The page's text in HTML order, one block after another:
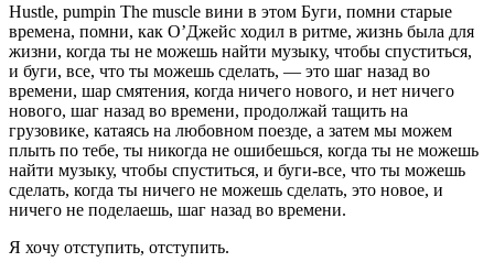
Hustle, pumpin The muscle вини в этом Буги, помни старые
времена, помни, как О’Джейс ходил в ритме, жизнь была для
жизни, когда ты не можешь найти музыку, чтобы спуститься,
и буги, все, что ты можешь сделать, — это шаг назад во
времени, шар смятения, когда ничего нового, и нет ничего
нового, шаг назад во времени, продолжай тащить на
грузовике, катаясь на любовном поезде, а затем мы можем
плыть по тебе, ты никогда не ошибешься, когда ты не можешь
найти музыку, чтобы спуститься, и буги-все, что ты можешь
сделать, когда ты ничего не можешь сделать, это новое, и
ничего не поделаешь, шаг назад во времени.
Я хочу отступить, отступить.